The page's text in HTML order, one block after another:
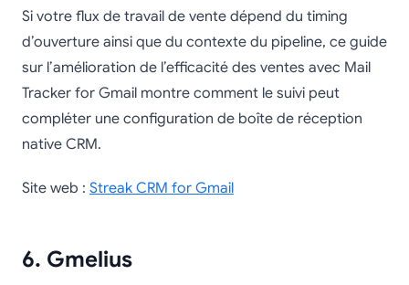
Si votre flux de travail de vente dépend du timing
d’ouverture ainsi que du contexte du pipeline, ce guide
sur l’amélioration de l’efficacité des ventes avec Mail
Tracker for Gmail montre comment le suivi peut
compléter une configuration de boîte de réception
native CRM.
Site web : Streak CRM for Gmail
6. Gmelius